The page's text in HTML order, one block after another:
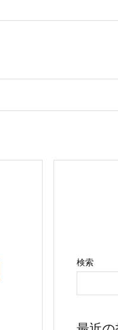
検索